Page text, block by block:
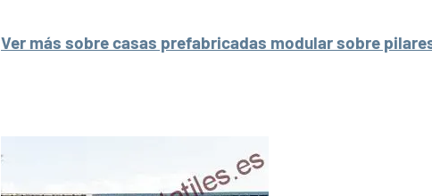
Ver más sobre casas prefabricadas modular sobre